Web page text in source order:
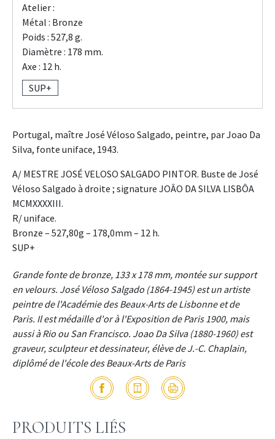
Atelier :
Métal : Bronze
Poids : 527,8 g.
Diamètre : 178 mm.
Axe : 12 h.
SUP+
Portugal, maître José Véloso Salgado, peintre, par Joao Da
Silva, fonte uniface, 1943.
A/ MESTRE JOSÉ VELOSO SALGADO PINTOR. Buste de José
Véloso Salgado à droite ; signature JOÂO DA SILVA LISBÔA
MCMXXXXIII.
R/ uniface.
Bronze – 527,80g – 178,0mm – 12 h.
SUP+
Grande fonte de bronze, 133 x 178 mm, montée sur support
en velours. José Véloso Salgado (1864-1945) est un artiste
peintre de l'Académie des Beaux-Arts de Lisbonne et de
Paris. Il est médaille d'or à l'Exposition de Paris 1900, mais
aussi à Rio ou San Francisco. Joao Da Silva (1880-1960) est
graveur, sculpteur et dessinateur, élève de J.-C. Chaplain,
diplômé de l'école des Beaux-Arts de Paris
PRODUITS LIÉS